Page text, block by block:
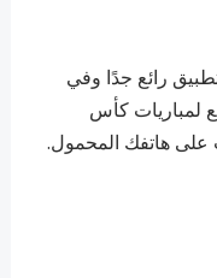
رائع جدًا وفي
لمباريات كأس
على هاتفك المحمول.